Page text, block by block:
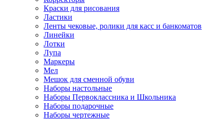
Краски для рисования
Ластики
Ленты чековые, ролики для касс и банкоматов
Линейки
Лотки
Лупа
Маркеры
Мел
Мешок для сменной обуви
Наборы настольные
Наборы Первоклассника и Школьника
Наборы подарочные
Наборы чертежные